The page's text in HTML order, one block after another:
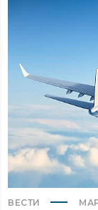
ВЕСТИ